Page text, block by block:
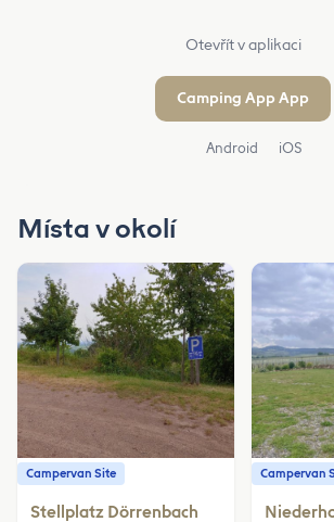
Otevřít v aplikaci
Camping App App
Android iOS
Místa v okolí
Campervan Site
Stellplatz Dörrenbach
Campervan